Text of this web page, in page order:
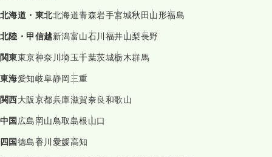
北海道・東北北海道青森岩手宮城秋田山形福島
北陸・甲信越新潟富山石川福井山梨長野
関東東京神奈川埼玉千葉茨城栃木群馬
東海愛知岐阜静岡三重
関西大阪京都兵庫滋賀奈良和歌山
中国広島岡山鳥取島根山口
四国徳島香川愛媛高知